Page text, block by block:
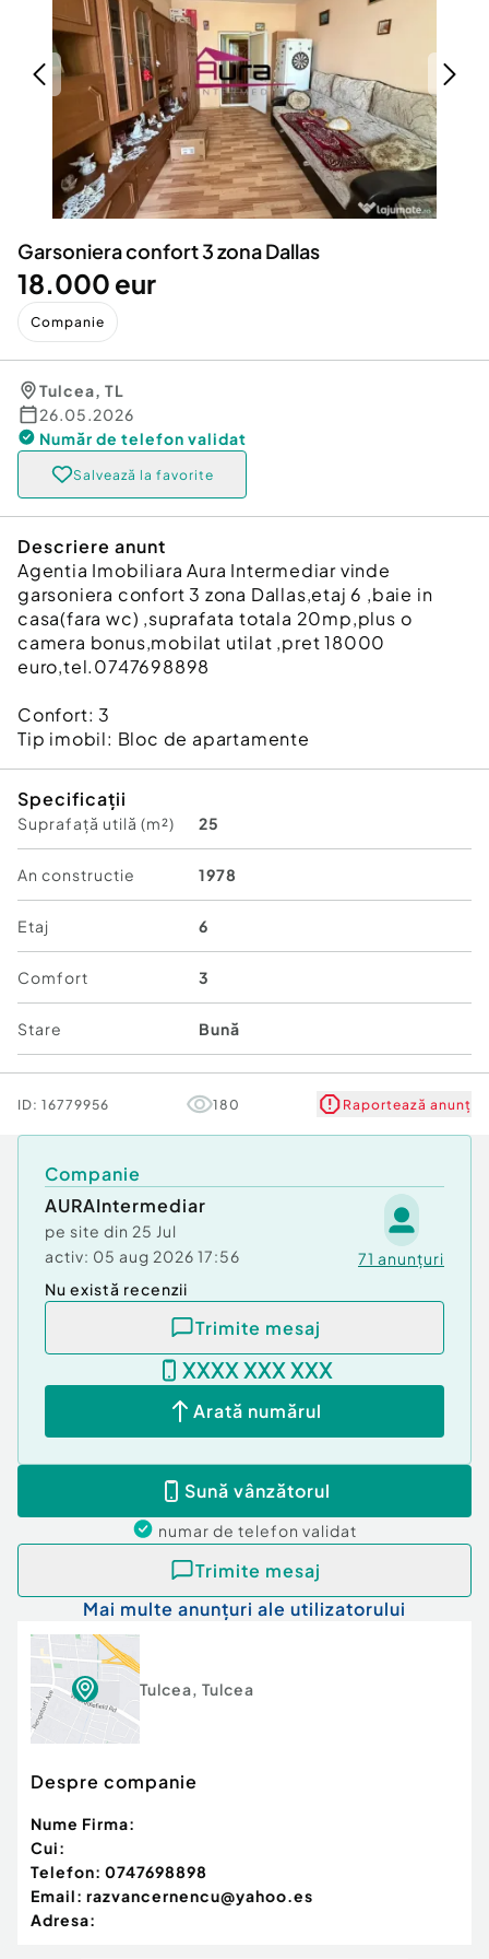
Servicii
Animale de companie
Afaceri și echipamente profesionale
Inchiriere Bunuri si Vehicule
Utilaje agricole si industriale
Piese auto si accesorii
Dacia Duster
Garsoniera confort 3 zona Dallas
18.000 eur
Companie
Tulcea, TL
26.05.2026
Număr de telefon validat
Salvează la favorite
Descriere anunt
Agentia Imobiliara Aura Intermediar vinde
garsoniera confort 3 zona Dallas,etaj 6 ,baie in
casa(fara wc) ,suprafata totala 20mp,plus o
camera bonus,mobilat utilat ,pret 18000
euro,tel.0747698898
Confort: 3
Tip imobil: Bloc de apartamente
Specificații
Suprafață utilă (m²) 25
An constructie 1978
Etaj 6
Comfort 3
Stare Bună
ID: 16779956 180 Raportează anunț
Companie
AURAIntermediar
pe site din 25 Jul
activ: 05 aug 2026 17:56 71 anunțuri
Nu există recenzii
Trimite mesaj
XXXX XXX XXX
Arată numărul
Sună vânzătorul
numar de telefon validat
Trimite mesaj
Mai multe anunțuri ale utilizatorului
Tulcea, Tulcea
Despre companie
Nume Firma:
Cui:
Telefon: 0747698898
Email: razvancernencu@yahoo.es
Adresa: